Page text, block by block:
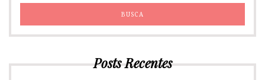
Posts Recentes